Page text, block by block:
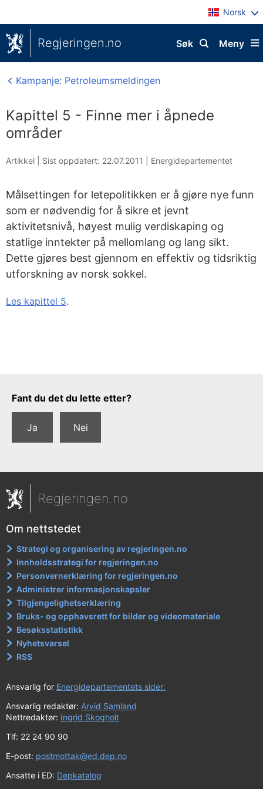
Norsk
Regjeringen.no Meny
Søk
Kampanje: Petroleumsmeldingen
Kapittel 5 - Finne mer i åpnede
områder
Artikkel | Sist oppdatert: 22.07.2011 Energidepartementet
Målsettingen for letepolitikken er å gjøre nye funn
som er nødvendig for å sikre et jevnt
aktivitetsnivå, høyest mulig verdiskaping og
statlige inntekter på mellomlang og lang sikt.
Dette gjøres best gjennom en effektiv og tidsriktig
utforskning av norsk sokkel.
Les kapittel 5.
Tilbakemeldingsskjema
Fant du det du lette etter?
Ja Nei
Regjeringen.no
Om nettstedet
Strategi og organisering av regjeringen.no
Innholdsstrategi for regjeringen.no
Personvernerklæring for regjeringen.no
Administrer informasjonskapsler
Tilgjengelighetserklæring
Bruks- og opphavsrett for bilder og videomateriale
Besøksstatistikk
Nyhetsvarsel
RSS
Ansvarlig for Energidepartementets sider:
Ansvarlig redaktør: Arvid Samland
Nettredaktør: Ingrid Skogholt
Tlf: 22 24 90 90
E-post: postmottak@ed.dep.no
Ansatte i ED: Depkatalog